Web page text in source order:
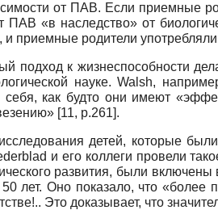
от ПАВ. Если приемные
ПАВ «в наследство» от
и приемные родители
подход к жизнеспособности
науке. Walsh,
как будто они имеют
[11, p.261].
детей, которые
и его коллеги провели
развития, были
лет. Оно показало, что «более
Это доказывает, что